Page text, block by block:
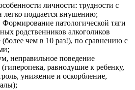
личности: трудности с
легко поддается внушению;
Формирование патологической тяги
родственников алкоголиков
чем в 10 раз!), по сравнению с
неправильное поведение
(гиперопека, равнодушие к ребенку,
унижение и оскорбление,